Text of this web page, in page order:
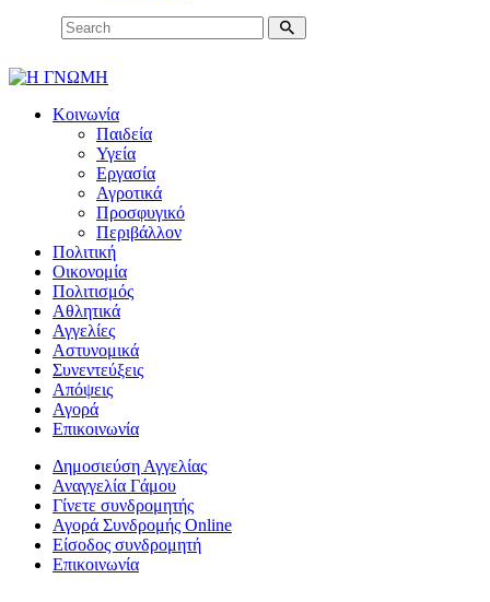
Κοινωνία
Παιδεία
Υγεία
Εργασία
Αγροτικά
Προσφυγικό
Περιβάλλον
Πολιτική
Οικονομία
Πολιτισμός
Αθλητικά
Αγγελίες
Αστυνομικά
Συνεντεύξεις
Απόψεις
Αγορά
Επικοινωνία
Δημοσιεύση Αγγελίας
Αναγγελία Γάμου
Γίνετε συνδρομητής
Αγορά Συνδρομής Online
Είσοδος συνδρομητή
Επικοινωνία